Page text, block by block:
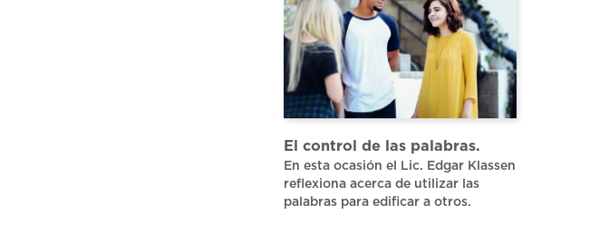
El control de las palabras.
En esta ocasión el Lic. Edgar Klassen
reflexiona acerca de utilizar las
palabras para edificar a otros.